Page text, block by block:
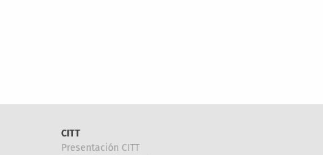
CITT
Presentación CITT